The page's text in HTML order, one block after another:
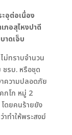
อุต่อเนื่อง
ภอสุไหงปาดี
าดเจ็บ
ม่ทราบจำนวน
ชรบ. หรือชุด
ความปลอดภัย
กโก หมู่ 2
โดยคนร้ายยัง
าทำให้พระสงฆ์